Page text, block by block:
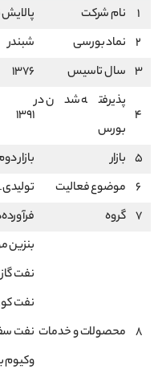
1
نام شرکت
2 نماد بورسی
شبندر
3 سال تاسیس 1376
4
پذیرفته شدن در
بورس
1391
5 بازار
بازار
6 موضوع فعالیت
7 گروه
8 محصولات و خدمات
بنزین
نفت گاز
نفت
نفت
وکیوم